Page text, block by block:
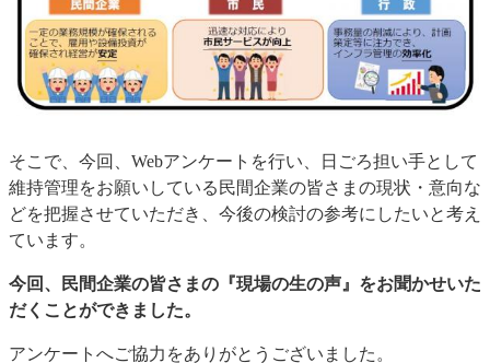
そこで、今回、Webアンケートを行い、日ごろ担い手として
維持管理をお願いしている民間企業の皆さまの現状・意向な
どを把握させていただき、今後の検討の参考にしたいと考え
ています。
今回、民間企業の皆さまの『現場の生の声』をお聞かせいた
だくことができました。
アンケートへご協力をありがとうございました。